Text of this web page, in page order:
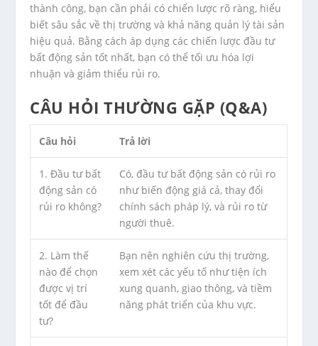
thành công, bạn cần phải có chiến lược rõ ràng, hiểu
biết sâu sắc về thị trường và khả năng quản lý tài sản
hiệu quả. Bằng cách áp dụng các chiến lược đầu tư
bất động sản tốt nhất, bạn có thể tối ưu hóa lợi
nhuận và giảm thiểu rủi ro.
CÂU HỎI THƯỜNG GẶP (Q&A)
Câu hỏi Trả lời
1. Đầu tư bất
động sản có
rủi ro không?
Có, đầu tư bất động sản có rủi ro
như biến động giá cả, thay đổi
chính sách pháp lý, và rủi ro từ
người thuê.
2. Làm thế
nào để chọn
được vị trí
tốt để đầu
tư?
Bạn nên nghiên cứu thị trường,
xem xét các yếu tố như tiện ích
xung quanh, giao thông, và tiềm
năng phát triển của khu vực.